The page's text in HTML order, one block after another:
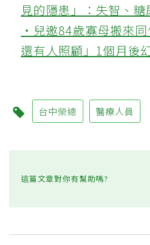
見的隱患」：失智、
‧兒邀84歲寡母搬來
還有人照顧」1個月後
台中榮總 醫療人員
這篇文章對你有幫助嗎?